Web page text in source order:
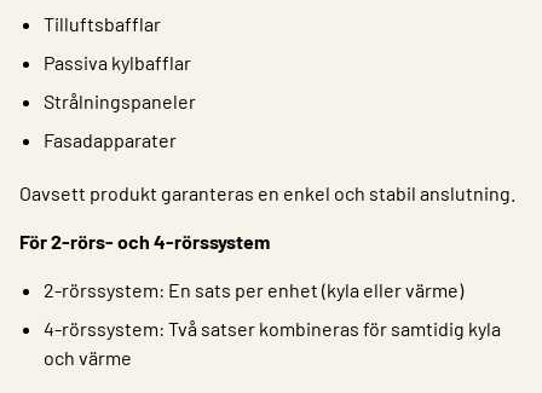
Tilluftsbafflar
Passiva kylbafflar
Strålningspaneler
Fasadapparater
Oavsett produkt garanteras en enkel och stabil anslutning.
För 2‑rörs- och 4‑rörssystem
2‑rörssystem: En sats per enhet (kyla eller värme)
4‑rörssystem: Två satser kombineras för samtidig kyla
och värme